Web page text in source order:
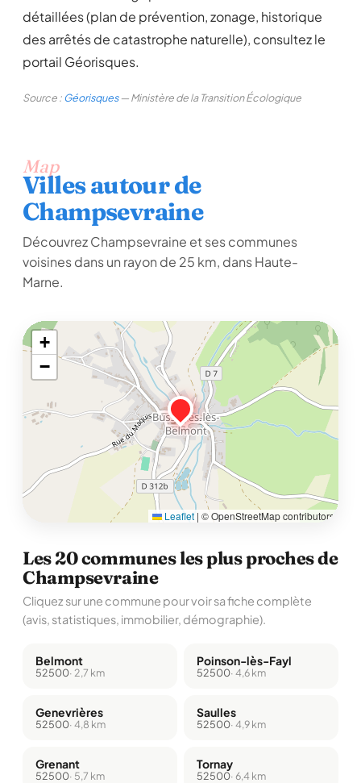
détaillées (plan de prévention, zonage, historique
des arrêtés de catastrophe naturelle), consultez le
portail Géorisques.
Source :Géorisques— Ministère de la Transition Écologique
Map
Villes autour de
Champsevraine
Découvrez Champsevraine et ses communes
voisines dans un rayon de 25 km, dans Haute-
Marne.
+
−
Leaflet | © OpenStreetMap contributors
Les 20 communes les plus proches de
Champsevraine
Cliquez sur une commune pour voir sa fiche complète
(avis, statistiques, immobilier, démographie).
Belmont
52500· 2,7 km
Poinson-lès-Fayl
52500· 4,6 km
Genevrières
52500· 4,8 km
Saulles
52500· 4,9 km
Grenant
52500· 5,7 km
Tornay
52500· 6,4 km